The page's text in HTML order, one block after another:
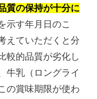
質の保持が十分に
示す年月日のこ
えていただくと分
較的品質が劣化し
牛乳（ロングライ
の賞味期限が使わ